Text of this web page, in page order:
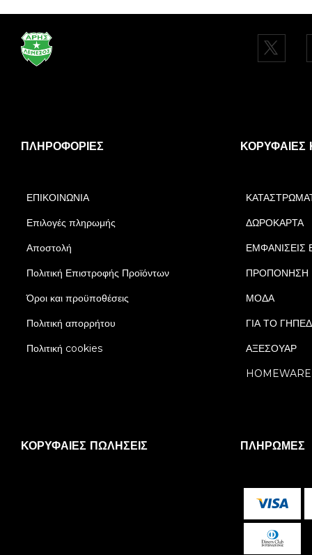
ΠΛΗΡΟΦΟΡΊΕΣ
ΕΠΙΚΟΙΝΩΝΙΑ
Επιλογές πληρωμής
Αποστολή
Πολιτική Επιστροφής Προϊόντων
Όροι και προϋποθέσεις
Πολιτική απορρήτου
Πολιτική cookies
ΚΟΡΥΦΑΊΕΣ
ΔΩΡΟΚΑΡΤΑ
ΕΜΦΑΝΙΣΕΙΣ
ΠΡΟΠΟΝΗΣΗ
ΜΟΔΑ
ΓΙΑ ΤΟ
ΑΞΕΣΟΥΑΡ
HOMEWARE
ΚΟΡΥΦΑΊΕΣ ΠΩΛΉΣΕΙΣ ΠΛΗΡΩΜΈΣ